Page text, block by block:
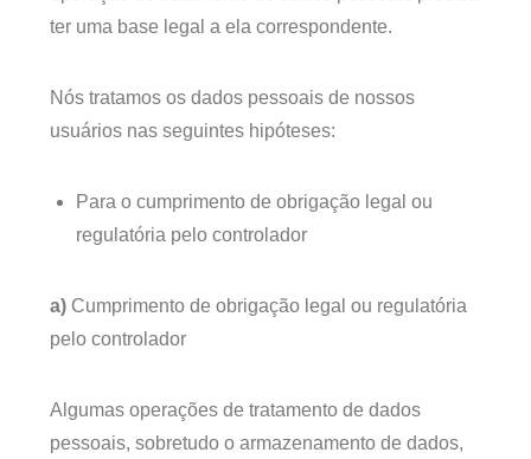
ter uma base legal a ela correspondente.
Nós tratamos os dados pessoais de nossos
usuários nas seguintes hipóteses:
Para o cumprimento de obrigação legal ou
regulatória pelo controlador
a) Cumprimento de obrigação legal ou regulatória
pelo controlador
Algumas operações de tratamento de dados
pessoais, sobretudo o armazenamento de dados,